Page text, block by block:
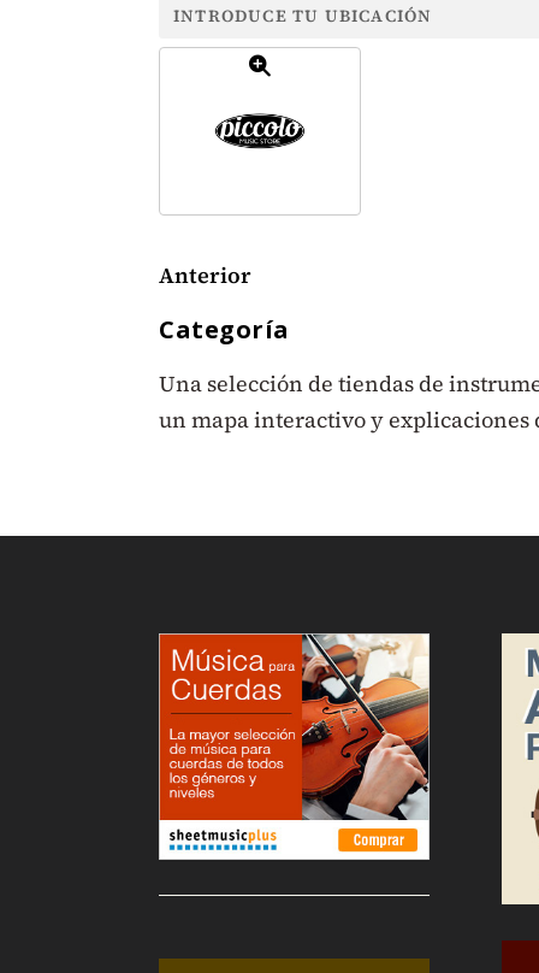
Anterior
Categoría
Una selección de tiendas de
un mapa interactivo y explicaciones